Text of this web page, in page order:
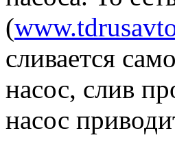
(
сливается
насос, слив
насос